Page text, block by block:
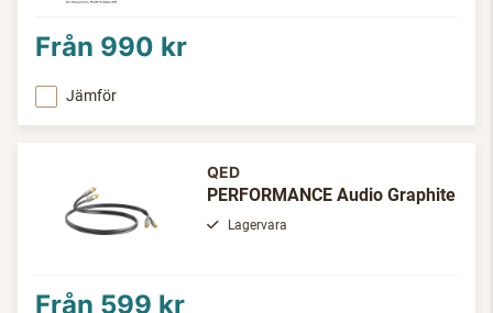
Från 990 kr
Jämför
QED
PERFORMANCE Audio Graphite
Lagervara
Från 599 kr